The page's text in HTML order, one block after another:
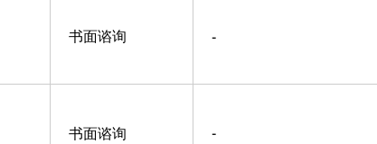
书面谘询 -
书面谘询 -